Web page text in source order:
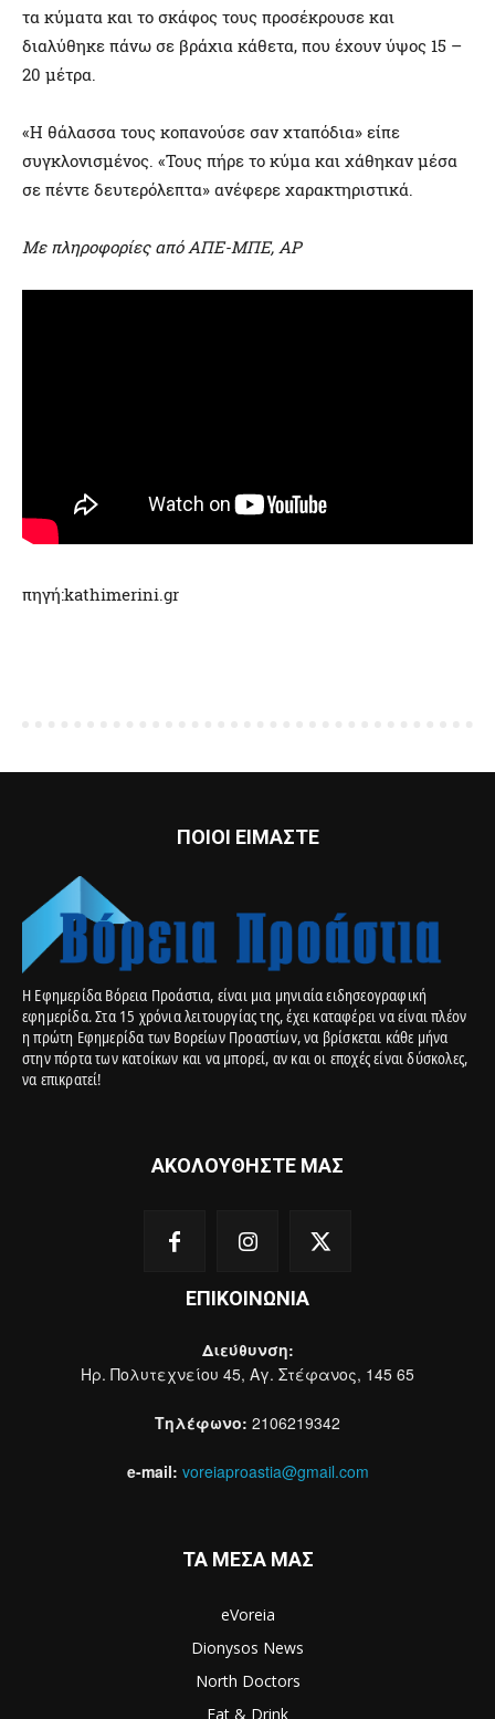
τα κύματα και το σκάφος τους προσέκρουσε και
διαλύθηκε πάνω σε βράχια κάθετα, που έχουν ύψος 15 –
20 μέτρα.
«Η θάλασσα τους κοπανούσε σαν χταπόδια» είπε
συγκλονισμένος. «Τους πήρε το κύμα και χάθηκαν μέσα
σε πέντε δευτερόλεπτα» ανέφερε χαρακτηριστικά.
Mε πληροφορίες από ΑΠΕ-ΜΠΕ, ΑΡ
πηγή:kathimerini.gr
ΠΟΙΟΙ ΕΙΜΑΣΤΕ
Η Εφημερίδα Βόρεια Προάστια, είναι μια μηνιαία ειδησεογραφική
εφημερίδα. Στα 15 χρόνια λειτουργίας της, έχει καταφέρει να είναι πλέον
η πρώτη Εφημερίδα των Βορείων Προαστίων, να βρίσκεται κάθε μήνα
στην πόρτα των κατοίκων και να μπορεί, αν και οι εποχές είναι δύσκολες,
να επικρατεί!
ΑΚΟΛΟΥΘΗΣΤΕ ΜΑΣ
ΕΠΙΚΟΙΝΩΝΙΑ
Διεύθυνση:
Ηρ. Πολυτεχνείου 45, Αγ. Στέφανος, 145 65
Τηλέφωνο: 2106219342
e-mail: voreiaproastia@gmail.com
ΤΑ ΜΕΣΑ ΜΑΣ
eVoreia
Dionysos News
North Doctors
Eat & Drink